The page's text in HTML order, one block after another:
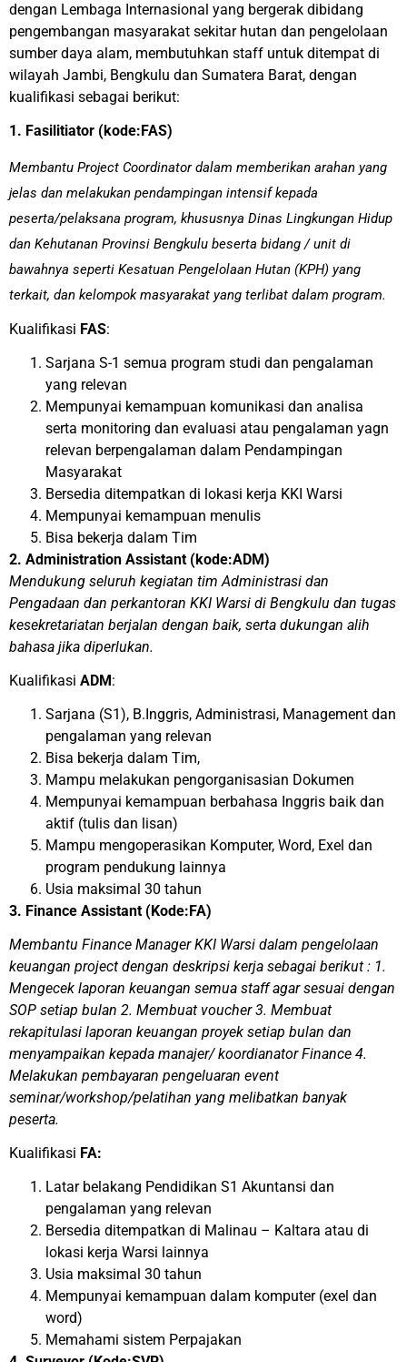
dengan Lembaga Internasional yang bergerak dibidang
pengembangan masyarakat sekitar hutan dan pengelolaan
sumber daya alam, membutuhkan staff untuk ditempat di
wilayah Jambi, Bengkulu dan Sumatera Barat, dengan
kualifikasi sebagai berikut:
1. Fasilitiator (kode:FAS)
Membantu Project Coordinator dalam memberikan arahan yang
jelas dan melakukan pendampingan intensif kepada
peserta/pelaksana program, khususnya Dinas Lingkungan Hidup
dan Kehutanan Provinsi Bengkulu beserta bidang / unit di
bawahnya seperti Kesatuan Pengelolaan Hutan (KPH) yang
terkait, dan kelompok masyarakat yang terlibat dalam program.
Kualifikasi FAS:
Sarjana S-1 semua program studi dan pengalaman
yang relevan
Mempunyai kemampuan komunikasi dan analisa
serta monitoring dan evaluasi atau pengalaman yagn
relevan berpengalaman dalam Pendampingan
Masyarakat
Bersedia ditempatkan di lokasi kerja KKI Warsi
Mempunyai kemampuan menulis
Bisa bekerja dalam Tim
2. Administration Assistant (kode:ADM)
Mendukung seluruh kegiatan tim Administrasi dan
Pengadaan dan perkantoran KKI Warsi di Bengkulu dan tugas
kesekretariatan berjalan dengan baik, serta dukungan alih
bahasa jika diperlukan.
Kualifikasi ADM:
Sarjana (S1), B.Inggris, Administrasi, Management dan
pengalaman yang relevan
Bisa bekerja dalam Tim,
Mampu melakukan pengorganisasian Dokumen
Mempunyai kemampuan berbahasa Inggris baik dan
aktif (tulis dan lisan)
Mampu mengoperasikan Komputer, Word, Exel dan
program pendukung lainnya
Usia maksimal 30 tahun
3. Finance Assistant (Kode:FA)
Membantu Finance Manager KKI Warsi dalam pengelolaan
keuangan project dengan deskripsi kerja sebagai berikut : 1.
Mengecek laporan keuangan semua staff agar sesuai dengan
SOP setiap bulan 2. Membuat voucher 3. Membuat
rekapitulasi laporan keuangan proyek setiap bulan dan
menyampaikan kepada manajer/ koordianator Finance 4.
Melakukan pembayaran pengeluaran event
seminar/workshop/pelatihan yang melibatkan banyak
peserta.
Kualifikasi FA:
Latar belakang Pendidikan S1 Akuntansi dan
pengalaman yang relevan
Bersedia ditempatkan di Malinau – Kaltara atau di
lokasi kerja Warsi lainnya
Usia maksimal 30 tahun
Mempunyai kemampuan dalam komputer (exel dan
word)
Memahami sistem Perpajakan